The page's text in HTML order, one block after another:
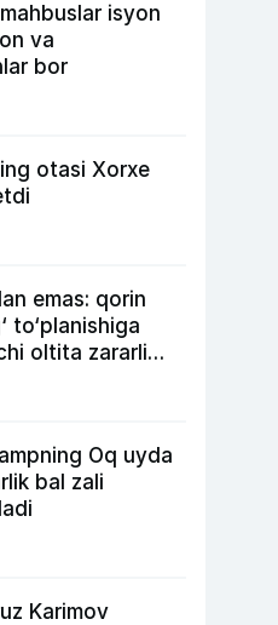
isyon
va
bor
otasi Xorxe
emas: qorin
to‘planishiga
oltita zararli
Oq uyda
bal zali
Karimov